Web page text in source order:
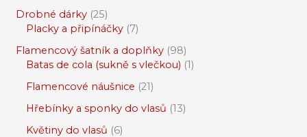
Drobné dárky 25
Placky a připínáčky 7
Flamencový šatník a doplňky 98
Batas de cola (sukně s vlečkou) 1
Flamencové náušnice 21
Hřebínky a sponky do vlasů 13
Květiny do vlasů 6